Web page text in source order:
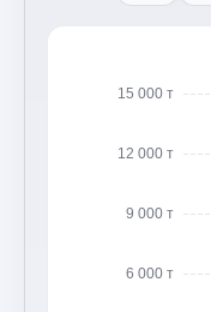
6 000 т
9 000 т
12 000 т
15 000 т